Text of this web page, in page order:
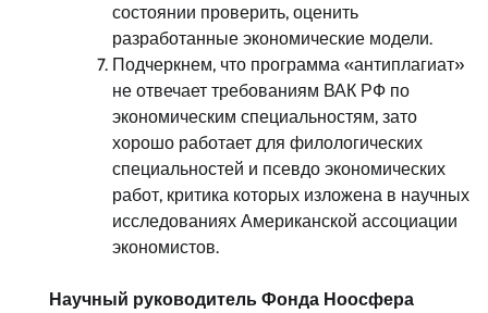
состоянии проверить, оценить
разработанные экономические модели.
Подчеркнем, что программа «антиплагиат»
не отвечает требованиям ВАК РФ по
экономическим специальностям, зато
хорошо работает для филологических
специальностей и псевдо экономических
работ, критика которых изложена в научных
исследованиях Американской ассоциации
экономистов.
Научный руководитель Фонда Ноосфера